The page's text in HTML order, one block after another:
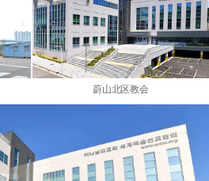
蔚山北区教会